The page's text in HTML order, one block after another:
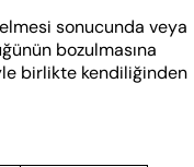
sonucunda veya
bozulmasına
birlikte kendiliğinden